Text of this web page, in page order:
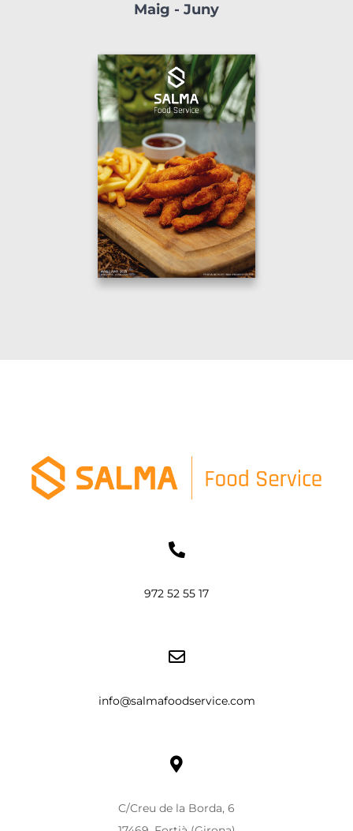
Maig - Juny
972 52 55 17
info@salmafoodservice.com
C/Creu de la Borda, 6